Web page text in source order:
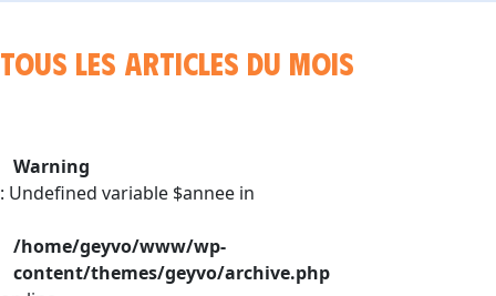
Tous les articles du mois
Warning
: Undefined variable $annee in
/home/geyvo/www/wp-
content/themes/geyvo/archive.php